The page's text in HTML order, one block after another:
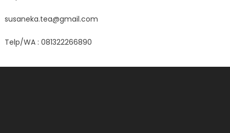
susaneka.tea@gmail.com
Telp/WA : 081322266890